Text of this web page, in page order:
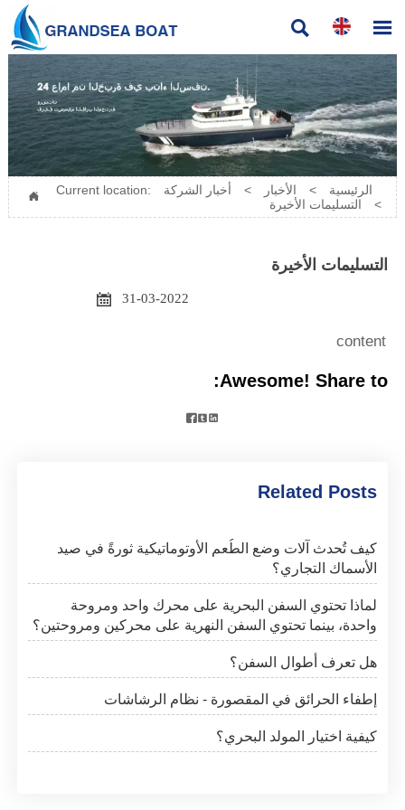
 
 Current location: الرئيسية > الأخبار >
أخبار الشركة
>
التسليمات الأخيرة
التسليمات الأخيرة

31-03-2022
content
Awesome! Share to:

Related Posts
كيف تُحدث آلات وضع الطُعم الأوتوماتيكية ثورةً في صيد
الأسماك التجاري؟
لماذا تحتوي السفن البحرية على محرك واحد ومروحة
واحدة، بينما تحتوي السفن النهرية على محركين ومروحتين؟
هل تعرف أطوال السفن؟
إطفاء الحرائق في المقصورة - نظام الرشاشات
كيفية اختيار المولد البحري؟